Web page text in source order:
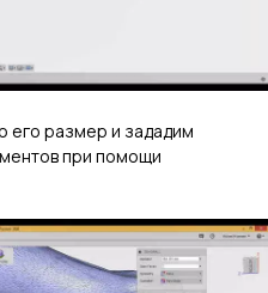
его размер и зададим
при помощи